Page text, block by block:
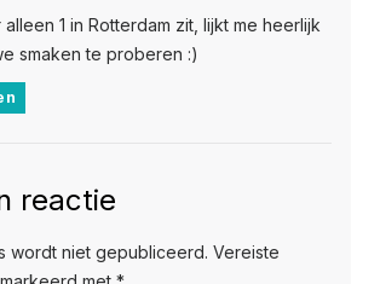
1 in Rotterdam zit, lijkt me heerlijk
smaken te proberen :)
reactie
wordt niet gepubliceerd. Vereiste